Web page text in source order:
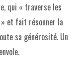
qui « traverse les
et fait résonner la
sa générosité. Un